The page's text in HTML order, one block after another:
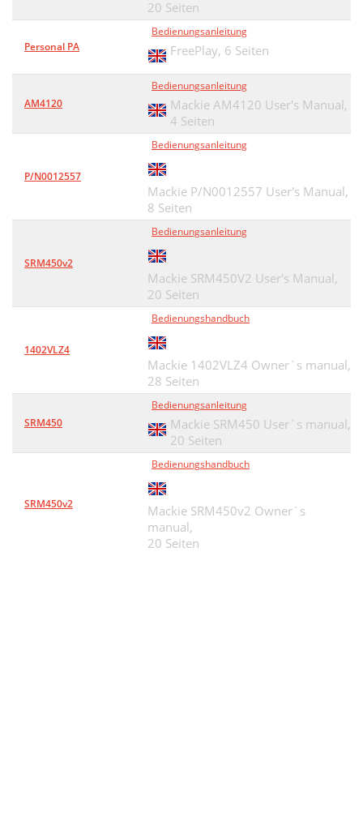
20 Seiten
Personal PA
Bedienungsanleitung
FreePlay, 6 Seiten
AM4120
Bedienungsanleitung
Mackie AM4120 User's Manual,
4 Seiten
P/N0012557
Bedienungsanleitung
Mackie P/N0012557 User's Manual,
8 Seiten
SRM450v2
Bedienungsanleitung
Mackie SRM450V2 User's Manual,
20 Seiten
1402VLZ4
Bedienungshandbuch
Mackie 1402VLZ4 Owner`s manual,
28 Seiten
SRM450
Bedienungsanleitung
Mackie SRM450 User`s manual,
20 Seiten
SRM450v2
Bedienungshandbuch
Mackie SRM450v2 Owner`s
manual,
20 Seiten